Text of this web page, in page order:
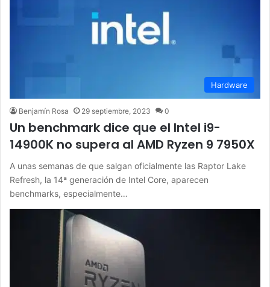
Hardware
Benjamín Rosa 29 septiembre, 2023 0
Un benchmark dice que el Intel i9-
14900K no supera al AMD Ryzen 9 7950X
A unas semanas de que salgan oficialmente las Raptor Lake
Refresh, la 14ª generación de Intel Core, aparecen
benchmarks, especialmente…